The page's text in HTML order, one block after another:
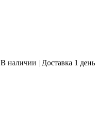
В наличии | Доставка 1 день